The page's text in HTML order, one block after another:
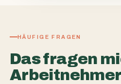
HÄUFIGE FRAGEN
Das fragen